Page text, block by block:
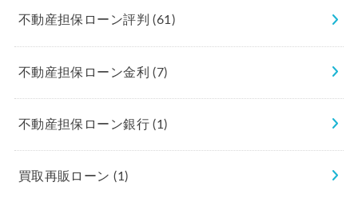
不動産担保ローン評判(61)
不動産担保ローン金利(7)
不動産担保ローン銀行(1)
買取再販ローン(1)